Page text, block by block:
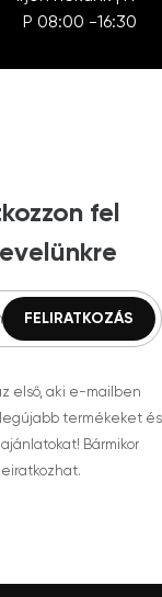
P 08:00 -16:30
fel
első, aki e-mailben
termékeket és
Bármikor
leiratkozhat.